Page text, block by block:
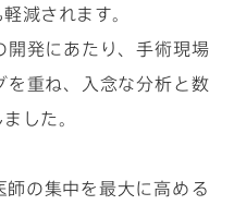
減されます。
開発にあたり、手術現場
を重ね、入念な分析と数
した。
の集中を最大に高める